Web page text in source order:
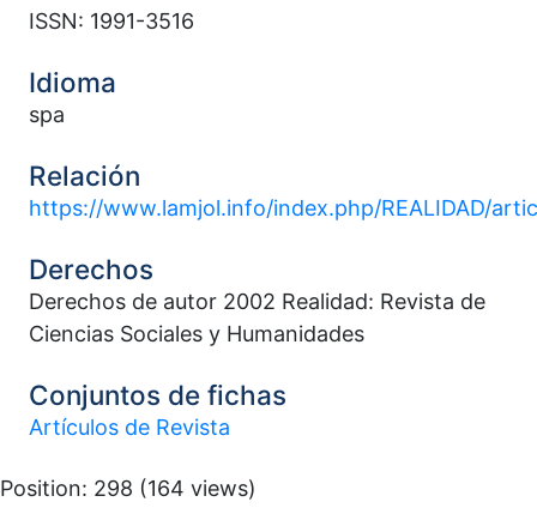
ISSN: 1991-3516
Idioma
spa
Relación
https://www.lamjol.info/index.php/REALIDAD/
Derechos
Derechos de autor 2002 Realidad: Revista de
Ciencias Sociales y Humanidades
Conjuntos de fichas
Artículos de Revista
Position: 298 (164 views)